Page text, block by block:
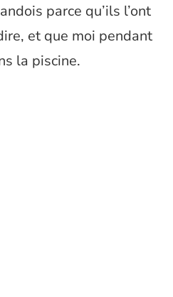
parce qu’ils l’ont
et que moi pendant
la piscine.